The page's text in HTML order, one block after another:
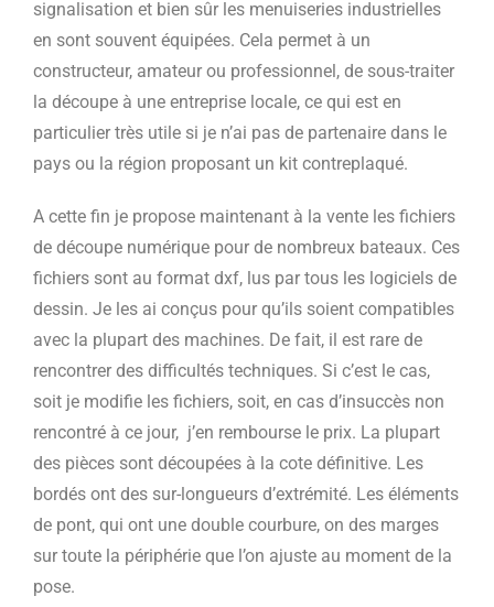
signalisation et bien sûr les menuiseries industrielles
en sont souvent équipées. Cela permet à un
constructeur, amateur ou professionnel, de sous-traiter
la découpe à une entreprise locale, ce qui est en
particulier très utile si je n’ai pas de partenaire dans le
pays ou la région proposant un kit contreplaqué.
A cette fin je propose maintenant à la vente les fichiers
de découpe numérique pour de nombreux bateaux. Ces
fichiers sont au format dxf, lus par tous les logiciels de
dessin. Je les ai conçus pour qu’ils soient compatibles
avec la plupart des machines. De fait, il est rare de
rencontrer des difficultés techniques. Si c’est le cas,
soit je modifie les fichiers, soit, en cas d’insuccès non
rencontré à ce jour, j’en rembourse le prix. La plupart
des pièces sont découpées à la cote définitive. Les
bordés ont des sur-longueurs d’extrémité. Les éléments
de pont, qui ont une double courbure, on des marges
sur toute la périphérie que l’on ajuste au moment de la
pose.